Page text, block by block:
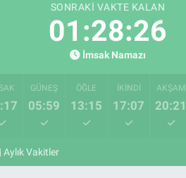
SONRAKI VAKTE KALAN
01:28:24
İmsak Namazı
GÜNEŞ
05:59
ÖĞLE
13:15
İKINDI
17:07
AKŞAM
20:21
Aylık Vakitler